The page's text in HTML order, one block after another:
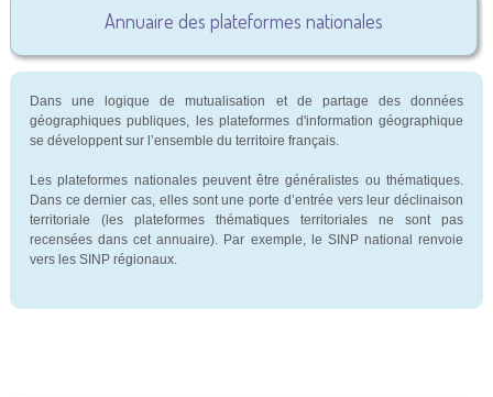
Annuaire des plateformes nationales
Dans une logique de mutualisation et de partage des données
géographiques publiques, les plateformes d'information géographique
se développent sur l’ensemble du territoire français.
Les plateformes nationales peuvent être généralistes ou thématiques.
Dans ce dernier cas, elles sont une porte d’entrée vers leur déclinaison
territoriale (les plateformes thématiques territoriales ne sont pas
recensées dans cet annuaire). Par exemple, le SINP national renvoie
vers les SINP régionaux.